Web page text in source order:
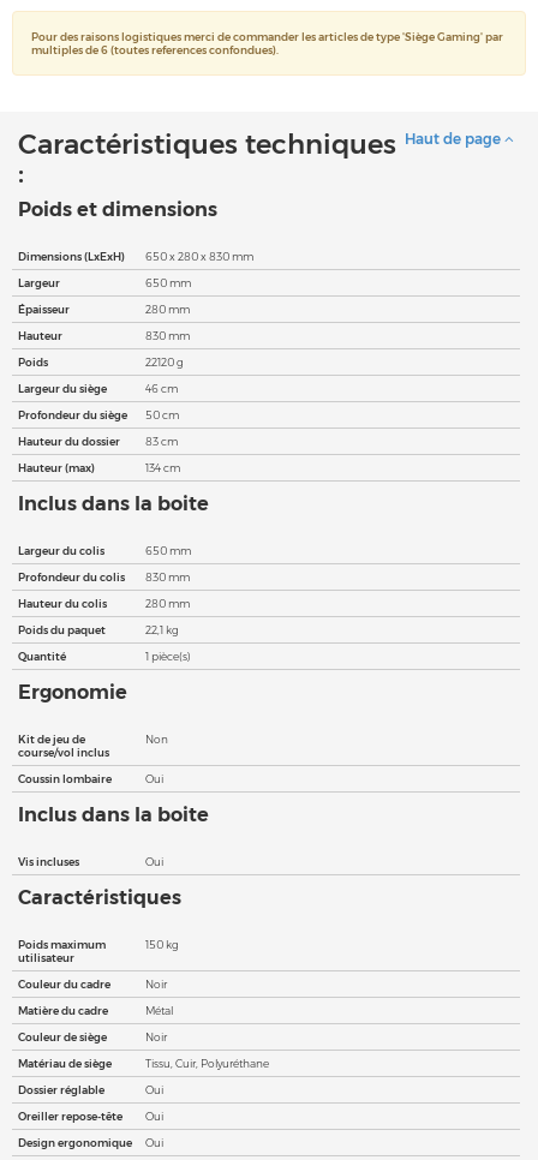
Pour des raisons logistiques merci de commander les articles de type 'Siège Gaming' par
multiples de 6 (toutes references confondues).
Haut de page
Caractéristiques techniques
:
Poids et dimensions
Dimensions (LxExH)
650 x 280 x 830 mm
Largeur
650 mm
Épaisseur
280 mm
Hauteur
830 mm
Poids
22120 g
Largeur du siège
46 cm
Profondeur du siège
50 cm
Hauteur du dossier
83 cm
Hauteur (max)
134 cm
Inclus dans la boite
Largeur du colis
650 mm
Profondeur du colis
830 mm
Hauteur du colis
280 mm
Poids du paquet
22,1 kg
Quantité
1 pièce(s)
Ergonomie
Kit de jeu de
course/vol inclus
Non
Coussin lombaire Oui
Inclus dans la boite
Vis incluses Oui
Caractéristiques
Poids maximum
utilisateur
150 kg
Couleur du cadre
Noir
Matière du cadre
Métal
Couleur de siège
Noir
Matériau de siège
Tissu, Cuir, Polyuréthane
Dossier réglable
Oui
Oreiller repose-tête
Oui
Design ergonomique
Oui